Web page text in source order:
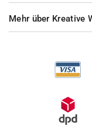
Mehr über Kreative